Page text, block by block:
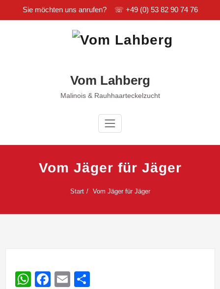
Sie möchten uns anrufen? ☏ +49 (0) 53 82 90 74 76
Vom Lahberg
Malinois & Rauhhaarteckelzucht
Vom Jäger für Jäger
Start Vom Jäger für Jäger
WhatsApp
Facebook
Email